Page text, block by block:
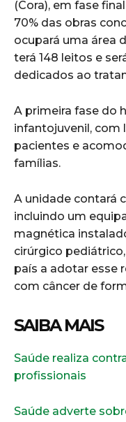
(Cora), em fase
70% das obras
ocupará uma área
terá 148 leitos e
dedicados ao
A primeira fase do
infantojuvenil, com
pacientes e
famílias.
A unidade contará
incluindo um
magnética
cirúrgico
país a adotar esse
com câncer de
SAIBA MAIS
Saúde realiza
profissionais
Saúde adverte